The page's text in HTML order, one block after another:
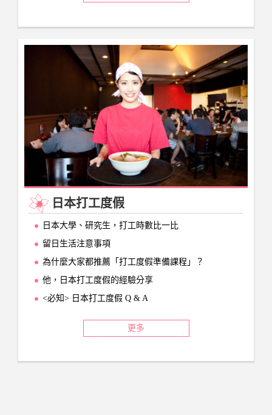
日本打工度假
日本大學、研究生，打工時數比一比
留日生活注意事項
為什麼大家都推薦「打工度假準備課程」？
他，日本打工度假的經驗分享
<必知> 日本打工度假 Q & A
更多